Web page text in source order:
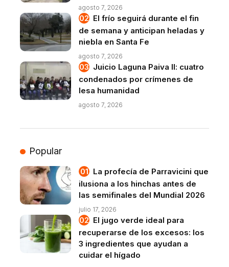
agosto 7, 2026
El frío seguirá durante el fin
de semana y anticipan heladas y
niebla en Santa Fe
agosto 7, 2026
Juicio Laguna Paiva II: cuatro
condenados por crímenes de
lesa humanidad
agosto 7, 2026
Popular
La profecía de Parravicini que
ilusiona a los hinchas antes de
las semifinales del Mundial 2026
julio 17, 2026
El jugo verde ideal para
recuperarse de los excesos: los
3 ingredientes que ayudan a
cuidar el hígado